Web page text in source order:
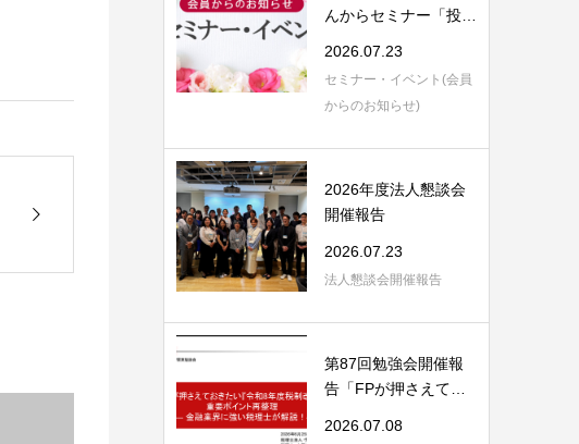
んからセミナー「投資
2026.07.23
セミナー・イベント(会員
からのお知らせ)
2026年度法人懇談会
開催報告
2026.07.23
法人懇談会開催報告
第87回勉強会開催報
告「FPが押さえてお
2026.07.08